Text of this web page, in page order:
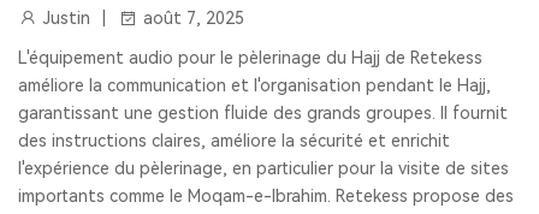
Justin août 7, 2025
L'équipement audio pour le pèlerinage du Hajj de Retekess
améliore la communication et l'organisation pendant le Hajj,
garantissant une gestion fluide des grands groupes. Il fournit
des instructions claires, améliore la sécurité et enrichit
l'expérience du pèlerinage, en particulier pour la visite de sites
importants comme le Moqam-e-Ibrahim. Retekess propose des
SYSTÈME DE GUIDE TOURISTIQUE BIDIRECTIONNEL
CASQUES DE COMMUNICATION POUR COACHS
SYSTÈME AUDIOGUIDE SYSTÈME DE VISITE AUDIO GUIDE